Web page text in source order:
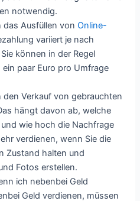
notwendig.
das Ausfüllen vonOnline-
variiert je nach
können in der Regel
paar Euro pro Umfrage
Verkauf von gebrauchten
hängt davon ab, welche
wie hoch die Nachfrage
verdienen, wenn Sie die
Zustand halten und
Fotos erstellen.
ich nebenbei Geld
Geld verdienen, müssen